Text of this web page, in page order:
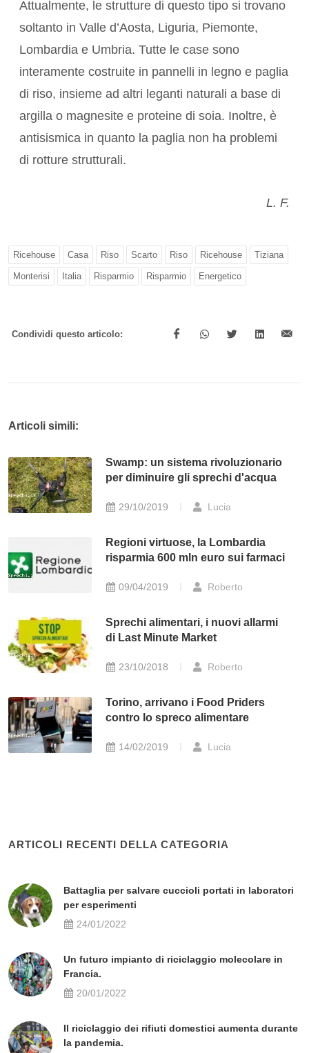
Attualmente, le strutture di questo tipo si trovano
soltanto in Valle d’Aosta, Liguria, Piemonte,
Lombardia e Umbria. Tutte le case sono
interamente costruite in pannelli in legno e paglia
di riso, insieme ad altri leganti naturali a base di
argilla o magnesite e proteine di soia. Inoltre, è
antisismica in quanto la paglia non ha problemi
di rotture strutturali.
L. F.
Ricehouse Casa Riso Scarto Riso Ricehouse Tiziana
Monterisi Italia Risparmio Risparmio Energetico
Condividi questo articolo:
Articoli simili:
Swamp: un sistema rivoluzionario
per diminuire gli sprechi d'acqua
29/10/2019 Lucia
Regioni virtuose, la Lombardia
risparmia 600 mln euro sui farmaci
09/04/2019 Roberto
Sprechi alimentari, i nuovi allarmi
di Last Minute Market
23/10/2018 Roberto
Torino, arrivano i Food Priders
contro lo spreco alimentare
14/02/2019 Lucia
ARTICOLI RECENTI DELLA CATEGORIA
Battaglia per salvare cuccioli portati in laboratori
per esperimenti
24/01/2022
Un futuro impianto di riciclaggio molecolare in
Francia.
20/01/2022
Il riciclaggio dei rifiuti domestici aumenta durante
la pandemia.